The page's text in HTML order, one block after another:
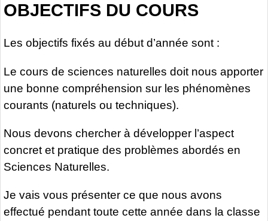
OBJECTIFS DU COURS
Les objectifs fixés au début d’année sont :
Le cours de sciences naturelles doit nous apporter
une bonne compréhension sur les phénomènes
courants (naturels ou techniques).
Nous devons chercher à développer l’aspect
concret et pratique des problèmes abordés en
Sciences Naturelles.
Je vais vous présenter ce que nous avons
effectué pendant toute cette année dans la classe